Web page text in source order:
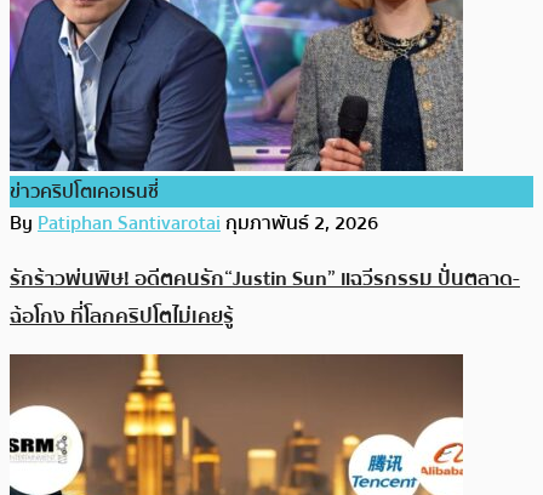
ข่าวคริปโตเคอเรนซี่
ByPatiphan Santivarotaiกุมภาพันธ์ 2, 2026
รักร้าวพ่นพิษ! อดีตคนรัก“Justin Sun” แฉวีรกรรม ปั่นตลาด-
ฉ้อโกง ที่โลกคริปโตไม่เคยรู้